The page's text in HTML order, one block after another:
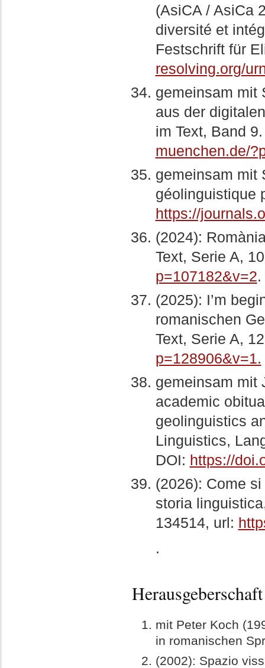
(AsiCA / AsiCa
diversité et
Festschrift für
resolving.org/
gemeinsam mit
aus der
im Text, Band
muenchen.de/
gemeinsam mit
géolinguistique
https://
(2024):
Text, Serie A,
p=107182&v=2.
(2025): I’m
romanischen
Text, Serie A,
p=128906&v=1.
gemeinsam mit
academic
geolinguistics
Linguistics,
DOI: https://
(2026): Come
storia
134514, url:
.
mit Peter Koch
in romanischen
(2002): Spazio